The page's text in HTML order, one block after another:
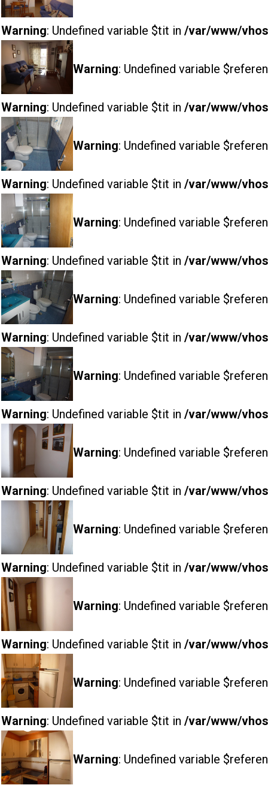
Warning: Undefined variable $tit in /var/www/
Warning: Undefined variable
Warning: Undefined variable $tit in /var/www/
Warning: Undefined variable
Warning: Undefined variable $tit in /var/www/
Warning: Undefined variable
Warning: Undefined variable $tit in /var/www/
Warning: Undefined variable
Warning: Undefined variable $tit in /var/www/
Warning: Undefined variable
Warning: Undefined variable $tit in /var/www/
Warning: Undefined variable
Warning: Undefined variable $tit in /var/www/
Warning: Undefined variable
Warning: Undefined variable $tit in /var/www/
Warning: Undefined variable
Warning: Undefined variable $tit in /var/www/
Warning: Undefined variable
Warning: Undefined variable $tit in /var/www/
Warning: Undefined variable